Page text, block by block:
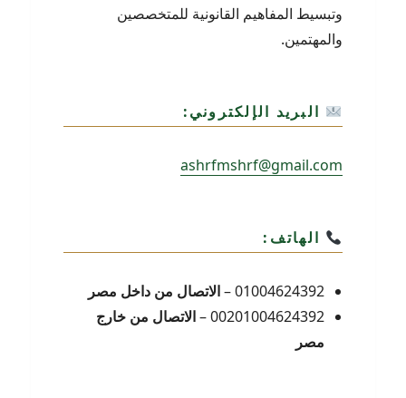
وتبسيط المفاهيم القانونية للمتخصصين
والمهتمين.
البريد الإلكتروني:
ashrfmshrf@gmail.com
الهاتف:
01004624392 –
الاتصال من داخل مصر
00201004624392 –
الاتصال من خارج
مصر